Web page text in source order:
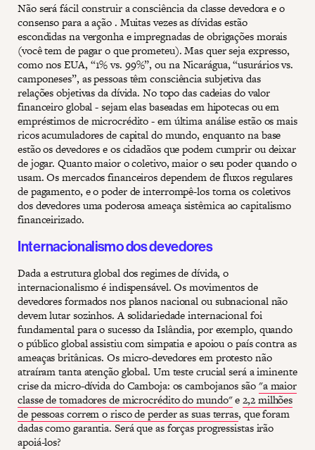
Não será fácil construir a consciência da classe devedora e o
consenso para a ação . Muitas vezes as dívidas estão
escondidas na vergonha e impregnadas de obrigações morais
(você tem de pagar o que prometeu). Mas quer seja expresso,
como nos EUA, “1% vs. 99%”, ou na Nicarágua, “usurários vs.
camponeses”, as pessoas têm consciência subjetiva das
relações objetivas da dívida. No topo das cadeias do valor
financeiro global - sejam elas baseadas em hipotecas ou em
empréstimos de microcrédito - em última análise estão os mais
ricos acumuladores de capital do mundo, enquanto na base
estão os devedores e os cidadãos que podem cumprir ou deixar
de jogar. Quanto maior o coletivo, maior o seu poder quando o
usam. Os mercados financeiros dependem de fluxos regulares
de pagamento, e o poder de interrompê-los torna os coletivos
dos devedores uma poderosa ameaça sistêmica ao capitalismo
financeirizado.
Internacionalismo dos devedores
Dada a estrutura global dos regimes de dívida, o
internacionalismo é indispensável. Os movimentos de
devedores formados nos planos nacional ou subnacional não
devem lutar sozinhos. A solidariedade internacional foi
fundamental para o sucesso da Islândia, por exemplo, quando
o público global assistiu com simpatia e apoiou o país contra as
ameaças britânicas. Os micro-devedores em protesto não
atraíram tanta atenção global. Um teste crucial será a iminente
crise da micro-dívida do Camboja: os cambojanos são"a maior
classe de tomadores de microcrédito do mundo"e2,2 milhões
de pessoas correm o risco de perder as suas terras, que foram
dadas como garantia. Será que as forças progressistas irão
apoiá-los?